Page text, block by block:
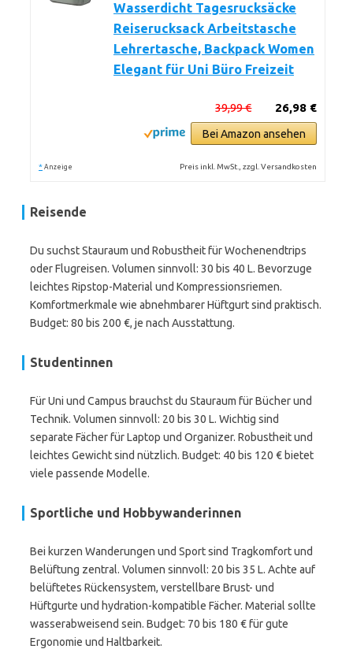
Wasserdicht Tagesrucksäcke
Reiserucksack Arbeitstasche
Lehrertasche, Backpack Women
Elegant für Uni Büro Freizeit
26,98 €
39,99 €
Bei Amazon ansehen
* Anzeige Preis inkl. MwSt., zzgl. Versandkosten
Reisende
Du suchst Stauraum und Robustheit für Wochenendtrips
oder Flugreisen. Volumen sinnvoll: 30 bis 40 L. Bevorzuge
leichtes Ripstop-Material und Kompressionsriemen.
Komfortmerkmale wie abnehmbarer Hüftgurt sind praktisch.
Budget: 80 bis 200 €, je nach Ausstattung.
Studentinnen
Für Uni und Campus brauchst du Stauraum für Bücher und
Technik. Volumen sinnvoll: 20 bis 30 L. Wichtig sind
separate Fächer für Laptop und Organizer. Robustheit und
leichtes Gewicht sind nützlich. Budget: 40 bis 120 € bietet
viele passende Modelle.
Sportliche und Hobbywanderinnen
Bei kurzen Wanderungen und Sport sind Tragkomfort und
Belüftung zentral. Volumen sinnvoll: 20 bis 35 L. Achte auf
belüftetes Rückensystem, verstellbare Brust- und
Hüftgurte und hydration-kompatible Fächer. Material sollte
wasserabweisend sein. Budget: 70 bis 180 € für gute
Ergonomie und Haltbarkeit.